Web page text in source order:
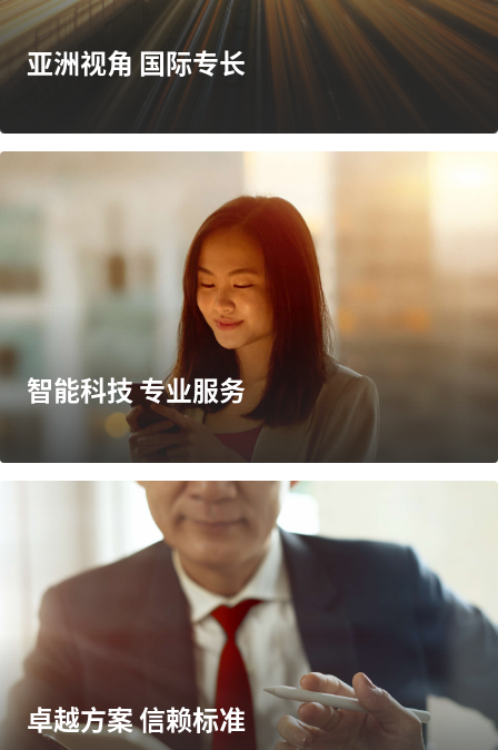
亚洲视角 国际专长
智能科技 专业服务
卓越方案 信赖标准